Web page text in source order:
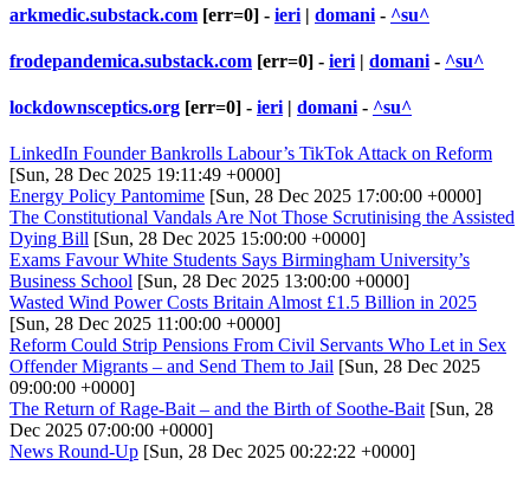
arkmedic.substack.com [err=0] - ieri | domani - ^su^
frodepandemica.substack.com [err=0] - ieri | domani - ^su^
lockdownsceptics.org [err=0] - ieri | domani - ^su^
LinkedIn Founder Bankrolls Labour’s TikTok Attack on Reform
[Sun, 28 Dec 2025 19:11:49 +0000]
Energy Policy Pantomime [Sun, 28 Dec 2025 17:00:00 +0000]
The Constitutional Vandals Are Not Those Scrutinising the Assisted
Dying Bill [Sun, 28 Dec 2025 15:00:00 +0000]
Exams Favour White Students Says Birmingham University’s
Business School [Sun, 28 Dec 2025 13:00:00 +0000]
Wasted Wind Power Costs Britain Almost £1.5 Billion in 2025
[Sun, 28 Dec 2025 11:00:00 +0000]
Reform Could Strip Pensions From Civil Servants Who Let in Sex
Offender Migrants – and Send Them to Jail [Sun, 28 Dec 2025
09:00:00 +0000]
The Return of Rage-Bait – and the Birth of Soothe-Bait [Sun, 28
Dec 2025 07:00:00 +0000]
News Round-Up [Sun, 28 Dec 2025 00:22:22 +0000]